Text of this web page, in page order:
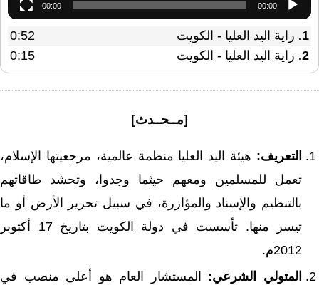
00:00
00:00
1. راية اليد العليا - الكويت
0:52
2. راية اليد العليا - الكويت 0:15
[مــحــدث]
التعريف: هيئة اليد العليا منظمة عالمية، مرجعيتها الإسلام،
تعمل للمسلمين ومعهم حيثما وجدوا، وتحشد طاقاتهم
بالتنظيم والإسناد والمؤازرة، في سبيل تحرير الأرض أو ما
تيسر منها. تأسست في دولة الكويت بتاريخ 17 أكتوبر
2012م.
المتولي الشرعي: المستشار العام هو أعلى منصب في